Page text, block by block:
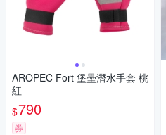
AROPEC Fort 堡壘潛水手套 桃
紅
$790
券